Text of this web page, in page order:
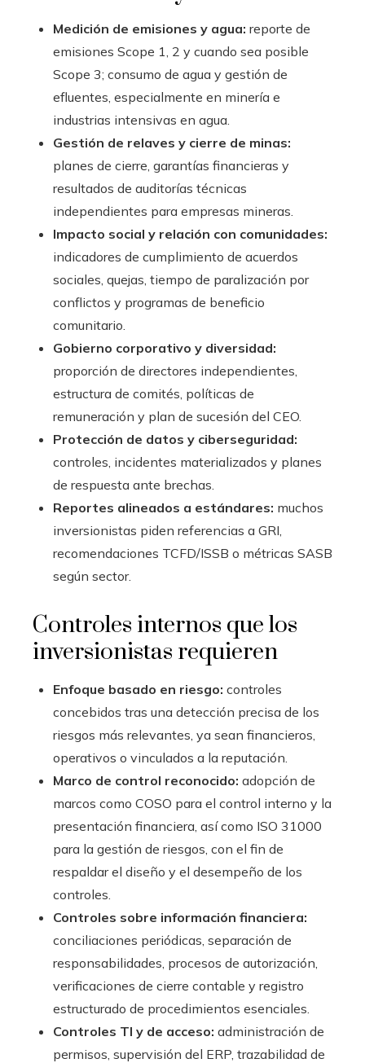
Medición de emisiones y agua: reporte de
emisiones Scope 1, 2 y cuando sea posible
Scope 3; consumo de agua y gestión de
efluentes, especialmente en minería e
industrias intensivas en agua.
Gestión de relaves y cierre de minas:
planes de cierre, garantías financieras y
resultados de auditorías técnicas
independientes para empresas mineras.
Impacto social y relación con comunidades:
indicadores de cumplimiento de acuerdos
sociales, quejas, tiempo de paralización por
conflictos y programas de beneficio
comunitario.
Gobierno corporativo y diversidad:
proporción de directores independientes,
estructura de comités, políticas de
remuneración y plan de sucesión del CEO.
Protección de datos y ciberseguridad:
controles, incidentes materializados y planes
de respuesta ante brechas.
Reportes alineados a estándares: muchos
inversionistas piden referencias a GRI,
recomendaciones TCFD/ISSB o métricas SASB
según sector.
Controles internos que los
inversionistas requieren
Enfoque basado en riesgo: controles
concebidos tras una detección precisa de los
riesgos más relevantes, ya sean financieros,
operativos o vinculados a la reputación.
Marco de control reconocido: adopción de
marcos como COSO para el control interno y la
presentación financiera, así como ISO 31000
para la gestión de riesgos, con el fin de
respaldar el diseño y el desempeño de los
controles.
Controles sobre información financiera:
conciliaciones periódicas, separación de
responsabilidades, procesos de autorización,
verificaciones de cierre contable y registro
estructurado de procedimientos esenciales.
Controles TI y de acceso: administración de
permisos, supervisión del ERP, trazabilidad de